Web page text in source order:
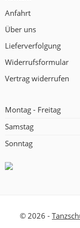
Anfahrt
Über uns
Lieferverfolgung
Widerrufsformular
Vertrag widerrufen
Montag - Freitag
Samstag
Sonntag
© 2026 -